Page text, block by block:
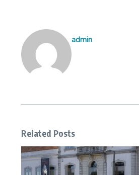
admin
Related Posts